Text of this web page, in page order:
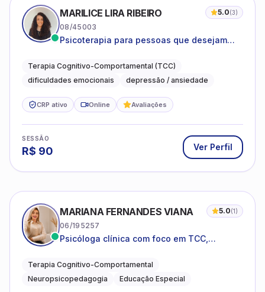
MARILICE LIRA RIBEIRO 5.0(3)
08/45003
Psicoterapia para pessoas que desejam
dificuldades do dia a dia
Terapia Cognitivo-Comportamental (TCC)
dificuldades emocionais
depressão / ansiedade
CRP ativo Online Avaliações
SESSÃO
R$ 90 Ver Perfil
MARIANA FERNANDES VIANA 5.0(1)
06/195257
Psicóloga clínica com foco em TCC,
do neurodesenvolvimento.
Terapia Cognitivo-Comportamental
Neuropsicopedagogia
Educação Especial